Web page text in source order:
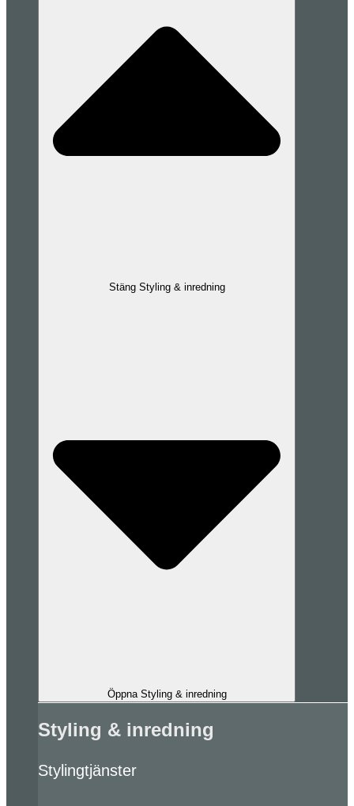
Stäng Styling & inredning
Öppna Styling & inredning
Styling & inredning
Stylingtjänster